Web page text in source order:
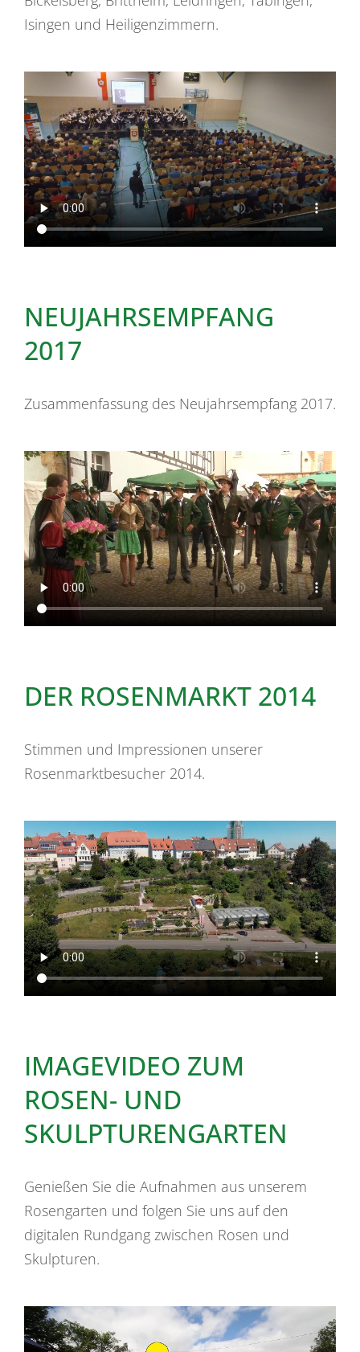
Isingen und Heiligenzimmern.
NEUJAHRSEMPFANG
2017
Zusammenfassung des Neujahrsempfang 2017.
DER ROSENMARKT 2014
Stimmen und Impressionen unserer
Rosenmarktbesucher 2014.
IMAGEVIDEO ZUM
ROSEN- UND
SKULPTURENGARTEN
Genießen Sie die Aufnahmen aus unserem
Rosengarten und folgen Sie uns auf den
digitalen Rundgang zwischen Rosen und
Skulpturen.